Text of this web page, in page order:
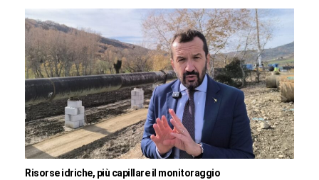
Risorse idriche, più capillare il monitoraggio